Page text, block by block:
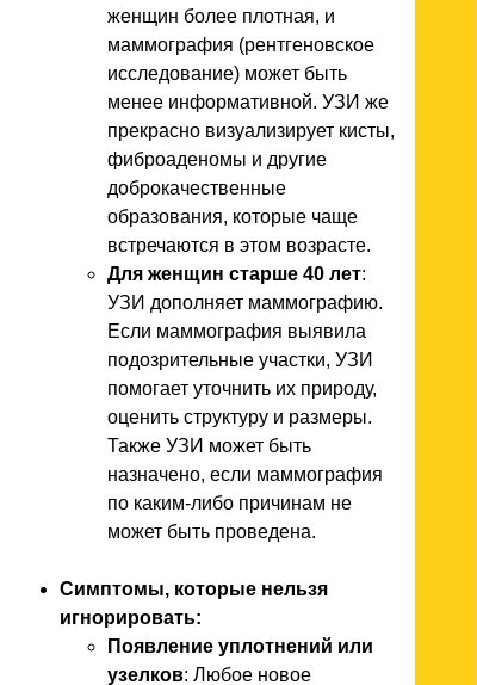
женщин более плотная, и
маммография (рентгеновское
исследование) может быть
менее информативной. УЗИ же
прекрасно визуализирует кисты,
фиброаденомы и другие
доброкачественные
образования, которые чаще
встречаются в этом возрасте.
Для женщин старше 40 лет:
УЗИ дополняет маммографию.
Если маммография выявила
подозрительные участки, УЗИ
помогает уточнить их природу,
оценить структуру и размеры.
Также УЗИ может быть
назначено, если маммография
по каким-либо причинам не
может быть проведена.
Симптомы, которые нельзя
игнорировать:
Появление уплотнений или
узелков: Любое новое